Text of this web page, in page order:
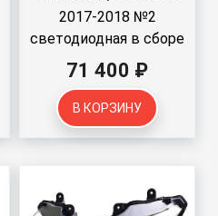
2017-2018 №2
светодиодная в сборе
71 400 ₽
В КОРЗИНУ